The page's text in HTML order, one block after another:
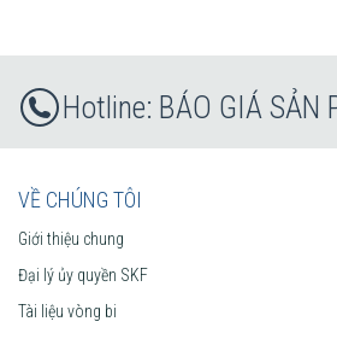
BÁO GIÁ SẢN
VỀ CHÚNG TÔI
Giới thiệu chung
Đại lý ủy quyền SKF
Tài liệu vòng bi